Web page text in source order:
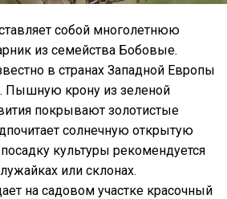
собой многолетнюю
из семейства Бобовые.
в странах Западной Европы
Пышную крону из зеленой
покрывают золотистые
солнечную открытую
культуры рекомендуется
или склонах.
на садовом участке красочный